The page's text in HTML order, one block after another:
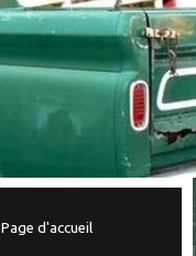
Page d'accueil